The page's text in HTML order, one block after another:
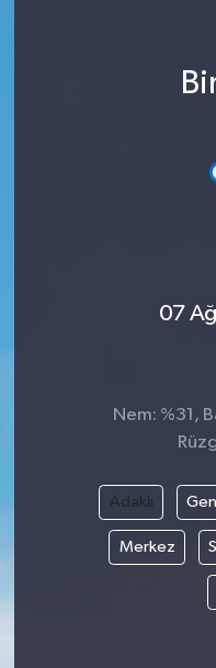
07
Nem: %31,
Adaklı
Merkez